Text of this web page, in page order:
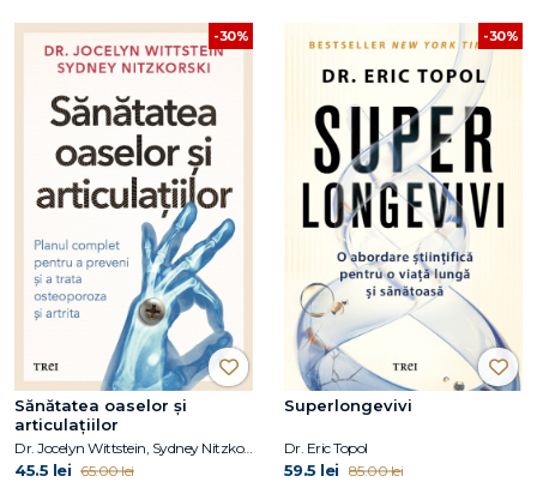
-30%
Sănătatea oaselor și
articulațiilor
Dr. Jocelyn Wittstein, Sydney Nitzkorski
45.5 lei 65.00 lei
-30%
Superlongevivi
Dr. Eric Topol
59.5 lei 85.00 lei